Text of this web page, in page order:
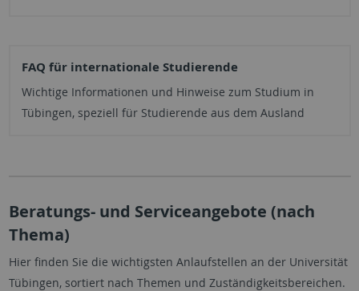
FAQ für inter­nationale Studierende
Wichtige Informationen und Hinweise zum Studium in
Tübingen, speziell für Studierende aus dem Ausland
Beratungs- und Serviceangebote (nach
Thema)
Hier finden Sie die wichtigsten Anlaufstellen an der Universität
Tübingen, sortiert nach Themen und Zuständigkeitsbereichen.